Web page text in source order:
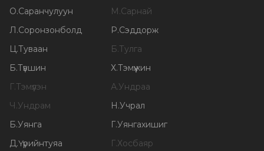
О.Саранчулуун М.Сарнай
Л.Соронзонболд Р.Сэддорж
Ц.Туваан Б.Тулга
Б.Түвшин Х.Тэмүүжин
Г.Тэмүүлэн А.Ундраа
Ч.Ундрам Н.Учрал
Б.Уянга Г.Уянгахишиг
Д.Үүрийнтуяа Г.Хосбаяр